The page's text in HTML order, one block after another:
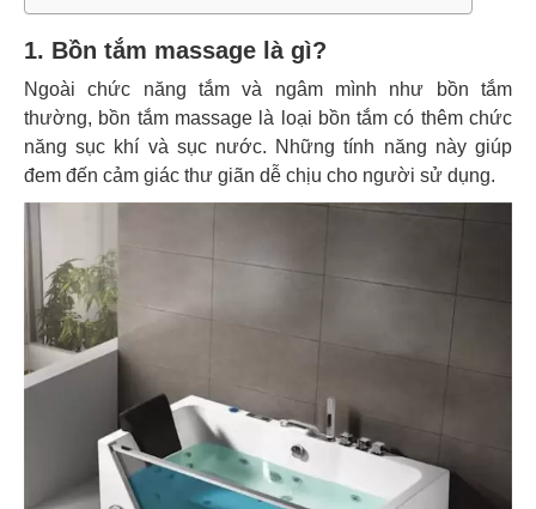
1. Bồn tắm massage là gì?
Ngoài chức năng tắm và ngâm mình như bồn tắm
thường, bồn tắm massage là loại bồn tắm có thêm chức
năng sục khí và sục nước. Những tính năng này giúp
đem đến cảm giác thư giãn dễ chịu cho người sử dụng.